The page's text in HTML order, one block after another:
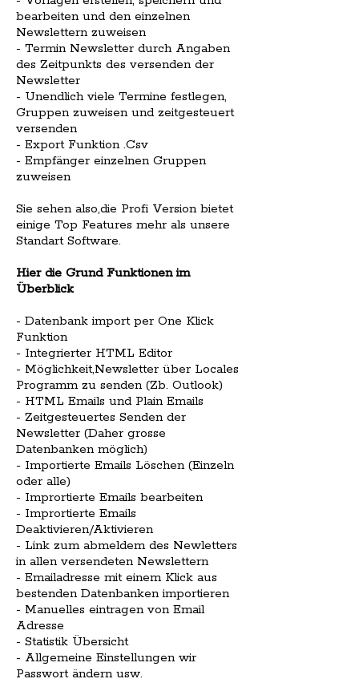
bearbeiten und den einzelnen
Newslettern zuweisen
- Termin Newsletter durch Angaben
des Zeitpunkts des versenden der
Newsletter
- Unendlich viele Termine festlegen,
Gruppen zuweisen und zeitgesteuert
versenden
- Export Funktion .Csv
- Empfänger einzelnen Gruppen
zuweisen
Sie sehen also,die Profi Version bietet
einige Top Features mehr als unsere
Standart Software.
Hier die Grund Funktionen im
Überblick
- Datenbank import per One Klick
Funktion
- Integrierter HTML Editor
- Möglichkeit,Newsletter über Locales
Programm zu senden (Zb. Outlook)
- HTML Emails und Plain Emails
- Zeitgesteuertes Senden der
Newsletter (Daher grosse
Datenbanken möglich)
- Importierte Emails Löschen (Einzeln
oder alle)
- Imprortierte Emails bearbeiten
- Imprortierte Emails
Deaktivieren/Aktivieren
- Link zum abmeldem des Newletters
in allen versendeten Newslettern
- Emailadresse mit einem Klick aus
bestenden Datenbanken importieren
- Manuelles eintragen von Email
Adresse
- Statistik Übersicht
- Allgemeine Einstellungen wir
Passwort ändern usw.